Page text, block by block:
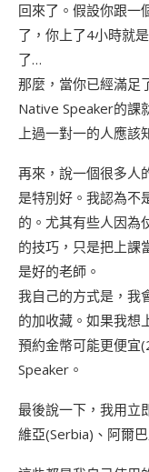
回來了。假設你跟一
了，你上了4小時就
了…
那麼，當你已經滿足
Native Speaker的課
上過一對一的人應該
再來，說一個很多人
是特別好。我認為不
的。尤其有些人因為
的技巧，只是把上課
是好的老師。
我自己的方式是，我
的加收藏。如果我想
預約金幣可能更便宜
Speaker。
最後說一下，我用立
維亞(Serbia)、阿爾